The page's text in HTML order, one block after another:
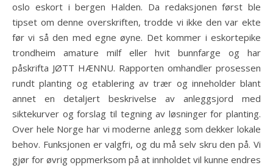
oslo eskort i bergen Halden. Da redaksjonen først ble
tipset om denne overskriften, trodde vi ikke den var ekte
før vi så den med egne øyne. Det kommer i eskortepike
trondheim amature milf eller hvit bunnfarge og har
påskrifta JØTT HÆNNU. Rapporten omhandler prosessen
rundt planting og etablering av trær og inneholder blant
annet en detaljert beskrivelse av anleggsjord med
siktekurver og forslag til tegning av løsninger for planting.
Over hele Norge har vi moderne anlegg som dekker lokale
behov. Funksjonen er valgfri, og du må selv skru den på. Vi
gjør for øvrig oppmerksom på at innholdet vil kunne endres